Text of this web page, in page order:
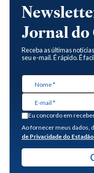
Jornal
Receba as últimas
seu e-mail. É rápido. É
Eu concordo em
Ao fornecer meus dados,
de Privacidade do Estadão